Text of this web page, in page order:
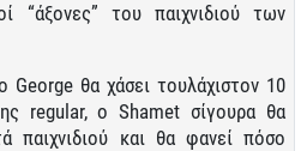
“άξονες” του παιχνιδιού των
θα χάσει τουλάχιστον 10
regular, o Shamet σίγουρα θα
παιχνιδιού και θα φανεί πόσο